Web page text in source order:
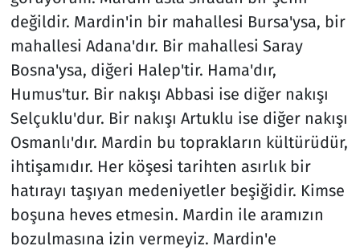
değildir. Mardin'in bir mahallesi Bursa'ysa, bir
mahallesi Adana'dır. Bir mahallesi Saray
Bosna'ysa, diğeri Halep'tir. Hama'dır,
Humus'tur. Bir nakışı Abbasi ise diğer nakışı
Selçuklu'dur. Bir nakışı Artuklu ise diğer nakışı
Osmanlı'dır. Mardin bu toprakların kültürüdür,
ihtişamıdır. Her köşesi tarihten asırlık bir
hatırayı taşıyan medeniyetler beşiğidir. Kimse
boşuna heves etmesin. Mardin ile aramızın
bozulmasına izin vermeyiz. Mardin'e